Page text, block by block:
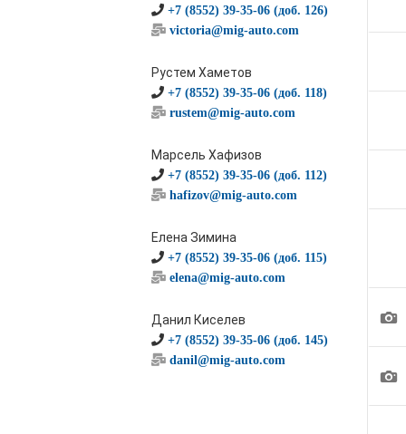
+7 (8552) 39-35-06 (доб. 126)
victoria@mig-auto.com
Рустем Хаметов
+7 (8552) 39-35-06 (доб. 118)
rustem@mig-auto.com
Марсель Хафизов
+7 (8552) 39-35-06 (доб. 112)
hafizov@mig-auto.com
Елена Зимина
+7 (8552) 39-35-06 (доб. 115)
elena@mig-auto.com
Данил Киселев
+7 (8552) 39-35-06 (доб. 145)
danil@mig-auto.com
1
1